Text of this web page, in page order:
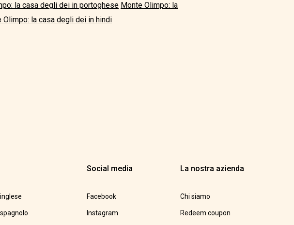
la casa degli dei in portoghese Monte Olimpo: la
Olimpo: la casa degli dei in hindi
Social media
Facebook
Instagram
La nostra azienda
Chi siamo
Redeem coupon